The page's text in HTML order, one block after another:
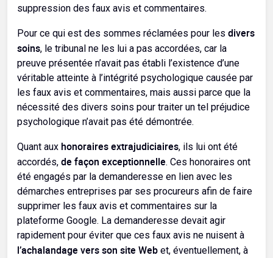
suppression des faux avis et commentaires.
Pour ce qui est des sommes réclamées pour les divers
soins, le tribunal ne les lui a pas accordées, car la
preuve présentée n’avait pas établi l’existence d’une
véritable atteinte à l’intégrité psychologique causée par
les faux avis et commentaires, mais aussi parce que la
nécessité des divers soins pour traiter un tel préjudice
psychologique n’avait pas été démontrée.
Quant aux honoraires extrajudiciaires, ils lui ont été
accordés, de façon exceptionnelle. Ces honoraires ont
été engagés par la demanderesse en lien avec les
démarches entreprises par ses procureurs afin de faire
supprimer les faux avis et commentaires sur la
plateforme Google. La demanderesse devait agir
rapidement pour éviter que ces faux avis ne nuisent à
l’achalandage vers son site Web et, éventuellement, à